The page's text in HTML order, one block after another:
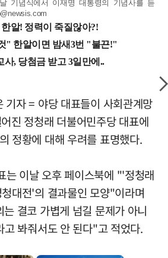
기념식에서 이재명 대통령의 기념사를 듣
기자 = 야당 대표들이 사회관계망
진 정청래 더불어민주당 대표에
정황에 대해 우려를 표명했다.
는 이날 오후 페이스북에 "'정청래
대전'의 결과물인 모양"이라며
결코 가볍게 넘길 문제가 아니
봐줘서도 안 된다"고 적었다.